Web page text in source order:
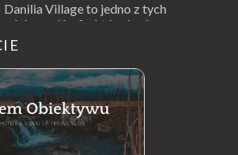
Danilia Village to jedno z tych
miejsc na Korfu, które kryje w
i historii, a przy tym
znane miłośnikom f...